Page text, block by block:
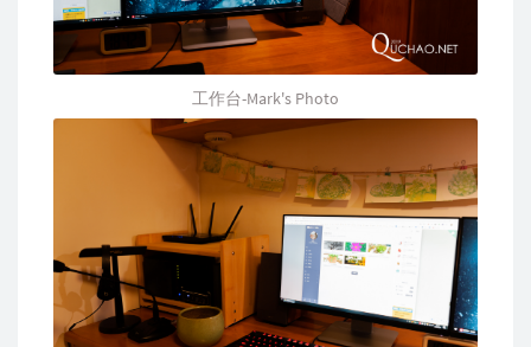
工作台-Mark's Photo